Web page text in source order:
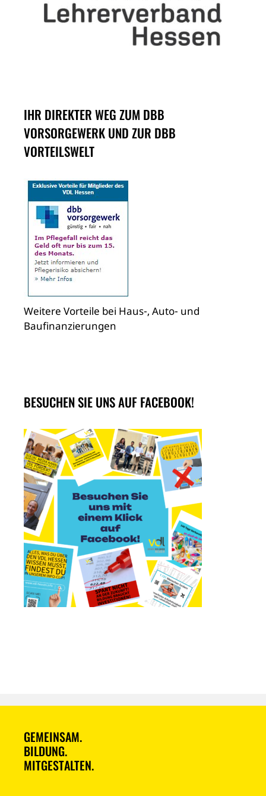
IHR DIREKTER WEG ZUM DBB
VORSORGEWERK UND ZUR DBB
VORTEILSWELT
Weitere Vorteile bei Haus-, Auto- und
Baufinanzierungen
BESUCHEN SIE UNS AUF FACEBOOK!
GEMEINSAM.
BILDUNG.
MITGESTALTEN.